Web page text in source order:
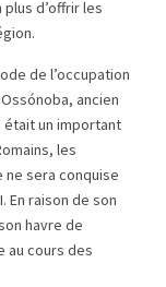
d’offrir les
de l’occupation
ancien
était un important
les
ne sera conquise
En raison de son
havre de
au cours des